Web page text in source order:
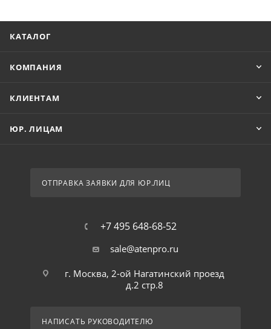
КАТАЛОГ
КОМПАНИЯ
КЛИЕНТАМ
ЮР. ЛИЦАМ
ОТПРАВКА ЗАЯВКИ ДЛЯ ЮР.ЛИЦ
+7 495 648-68-52
sale@atenpro.ru
г. Москва, 2-ой Нагатинский проезд
д.2 стр.8
НАПИСАТЬ РУКОВОДИТЕЛЮ